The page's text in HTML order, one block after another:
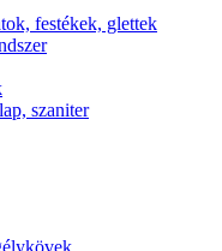
festékek, glettek
szaniter